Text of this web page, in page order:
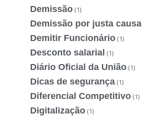
Demissão (1)
Demissão por justa causa
Demitir Funcionário (1)
Desconto salarial (1)
Diário Oficial da União (1)
Dicas de segurança (1)
Diferencial Competitivo (1)
Digitalização (1)